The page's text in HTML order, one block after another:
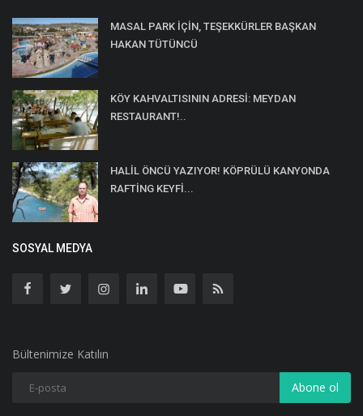
MASAL PARK İÇİN, TEŞEKKÜRLER BAŞKAN
HAKAN TÜTÜNCÜ
KÖY KAHVALTISININ ADRESİ: MEYDAN
RESTAURANT!..
HALİL ÖNCÜ YAZIYOR! KÖPRÜLÜ KANYONDA
RAFTİNG KEYFİ...
SOSYAL MEDYA
Bültenimize Katılın
Abone ol